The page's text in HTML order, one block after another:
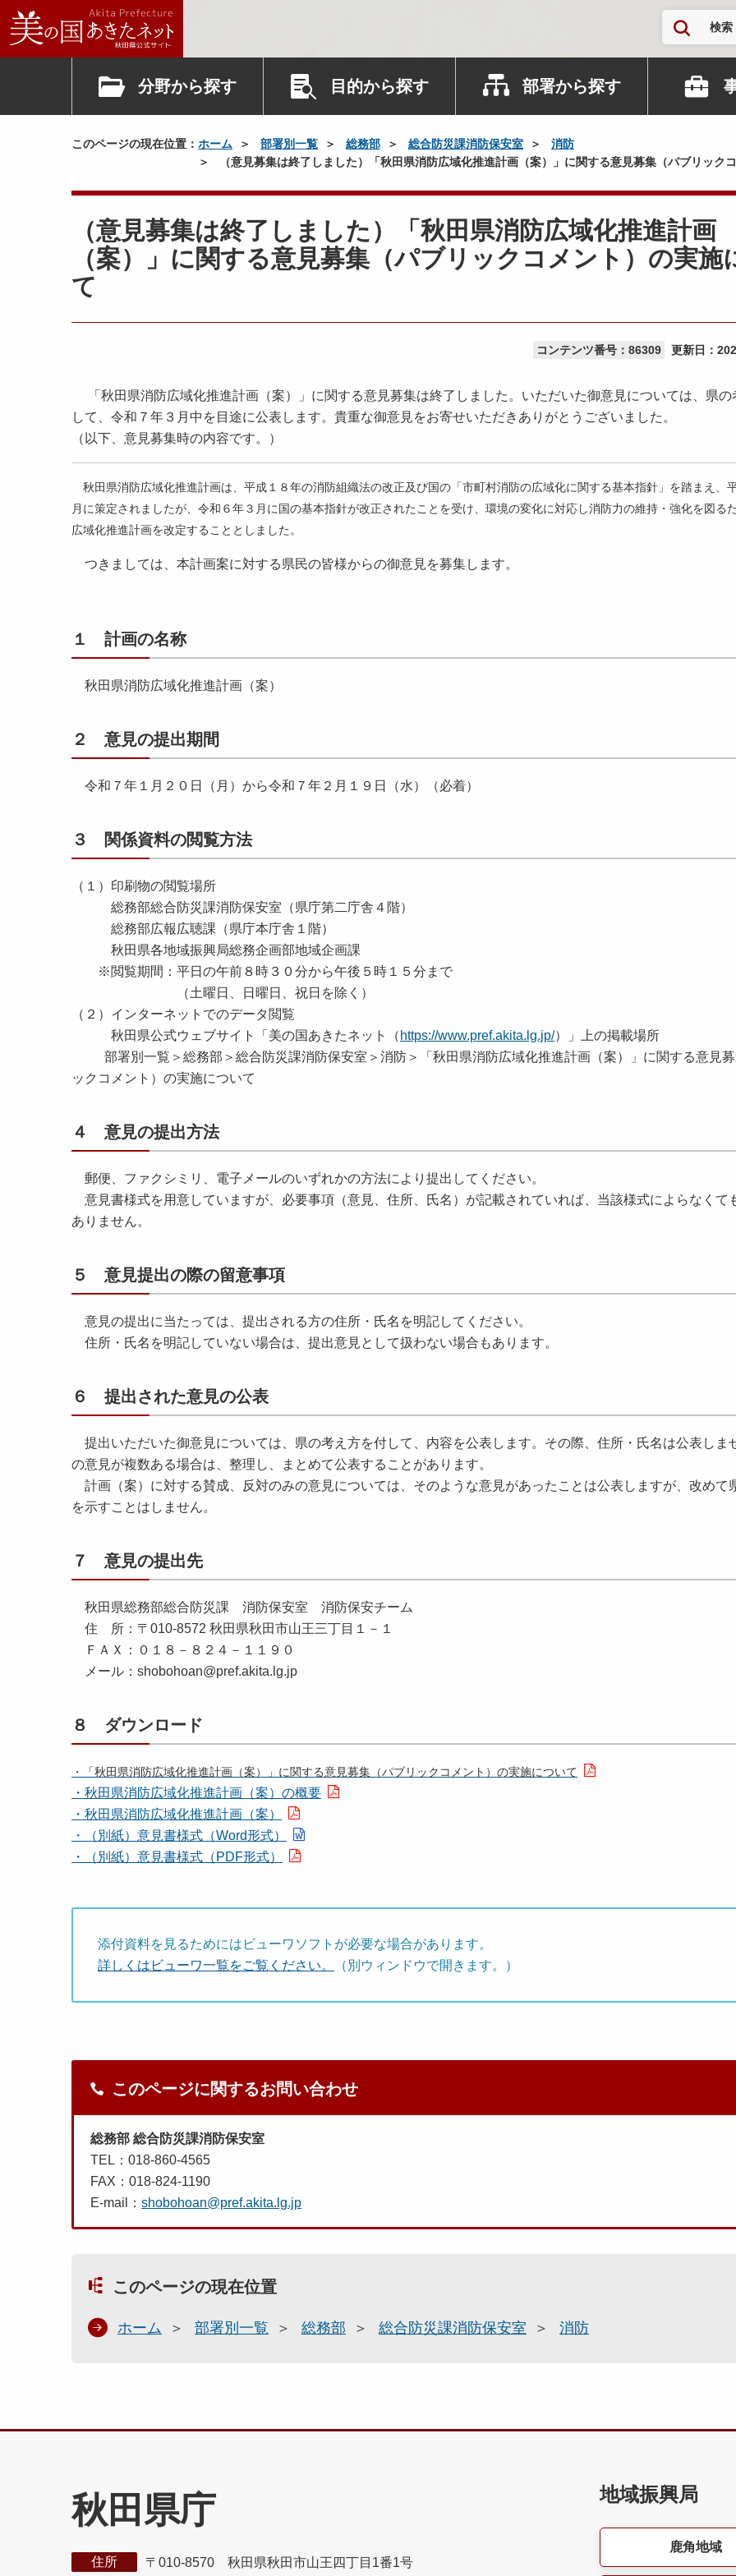
検索
分野から探す 目的から探す 部署から探す
このページの現在位置： ホーム 部署別一覧 総務部 総合防災課消防保安室
消防
（意見募集は終了しました）「秋田県消防広域化推進計画（案）」に関する意見募集（パブリック
（意見募集は終了しました）「秋田県消防広域化推進計画
（案）」に関する意見募集（パブリックコメント）の実施
て
コンテンツ番号：86309 更新日：
「秋田県消防広域化推進計画（案）」に関する意見募集は終了しました。いただいた御意見については、県の
して、令和７年３月中を目途に公表します。貴重な御意見をお寄せいただきありがとうございました。
（以下、意見募集時の内容です。）
秋田県消防広域化推進計画は、平成１８年の消防組織法の改正及び国の「市町村消防の広域化に関する基本指針」を踏まえ、
月に策定されましたが、令和６年３月に国の基本指針が改正されたことを受け、環境の変化に対応し消防力の維持・強化を図る
広域化推進計画を改定することとしました。
つきましては、本計画案に対する県民の皆様からの御意見を募集します。
１ 計画の名称
秋田県消防広域化推進計画（案）
２ 意見の提出期間
令和７年１月２０日（月）から令和７年２月１９日（水）（必着）
３ 関係資料の閲覧方法
（１）印刷物の閲覧場所
総務部総合防災課消防保安室（県庁第二庁舎４階）
総務部広報広聴課（県庁本庁舎１階）
秋田県各地域振興局総務企画部地域企画課
※閲覧期間：平日の午前８時３０分から午後５時１５分まで
（土曜日、日曜日、祝日を除く）
（２）インターネットでのデータ閲覧
秋田県公式ウェブサイト「美の国あきたネット（ https://www.pref.akita.lg.jp/）」上の掲載場所
部署別一覧＞総務部＞総合防災課消防保安室＞消防＞「秋田県消防広域化推進計画（案）」に関する意見募
ックコメント）の実施について
４ 意見の提出方法
郵便、ファクシミリ、電子メールのいずれかの方法により提出してください。
意見書様式を用意していますが、必要事項（意見、住所、氏名）が記載されていれば、当該様式によらなくて
ありません。
５ 意見提出の際の留意事項
意見の提出に当たっては、提出される方の住所・氏名を明記してください。
住所・氏名を明記していない場合は、提出意見として扱わない場合もあります。
６ 提出された意見の公表
提出いただいた御意見については、県の考え方を付して、内容を公表します。その際、住所・氏名は公表しま
の意見が複数ある場合は、整理し、まとめて公表することがあります。
計画（案）に対する賛成、反対のみの意見については、そのような意見があったことは公表しますが、改めて
を示すことはしません。
７ 意見の提出先
秋田県総務部総合防災課 消防保安室 消防保安チーム
住 所：〒010-8572 秋田県秋田市山王三丁目１－１
ＦＡＸ：０１８－８２４－１１９０
メール：shobohoan@pref.akita.lg.jp
８ ダウンロード
・「秋田県消防広域化推進計画（案）」に関する意見募集（パブリックコメント）の実施について
・秋田県消防広域化推進計画（案）の概要
・秋田県消防広域化推進計画（案）
・（別紙）意見書様式（Word形式）
・（別紙）意見書様式（PDF形式）
添付資料を見るためにはビューワソフトが必要な場合があります。
詳しくはビューワ一覧をご覧ください。
（別ウィンドウで開きます。）
このページに関するお問い合わせ
総務部 総合防災課消防保安室
TEL：018-860-4565
FAX：018-824-1190
E-mail： shobohoan@pref.akita.lg.jp
このページの現在位置
ホーム 部署別一覧 総務部 総合防災課消防保安室 消防
秋田県庁
住所 〒010-8570 秋田県秋田市山王四丁目1番1号
地域振興局
鹿角地域